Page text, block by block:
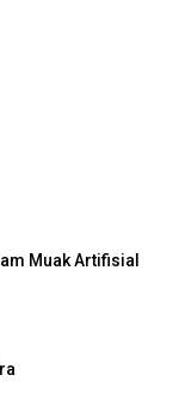
Muak Artifisial